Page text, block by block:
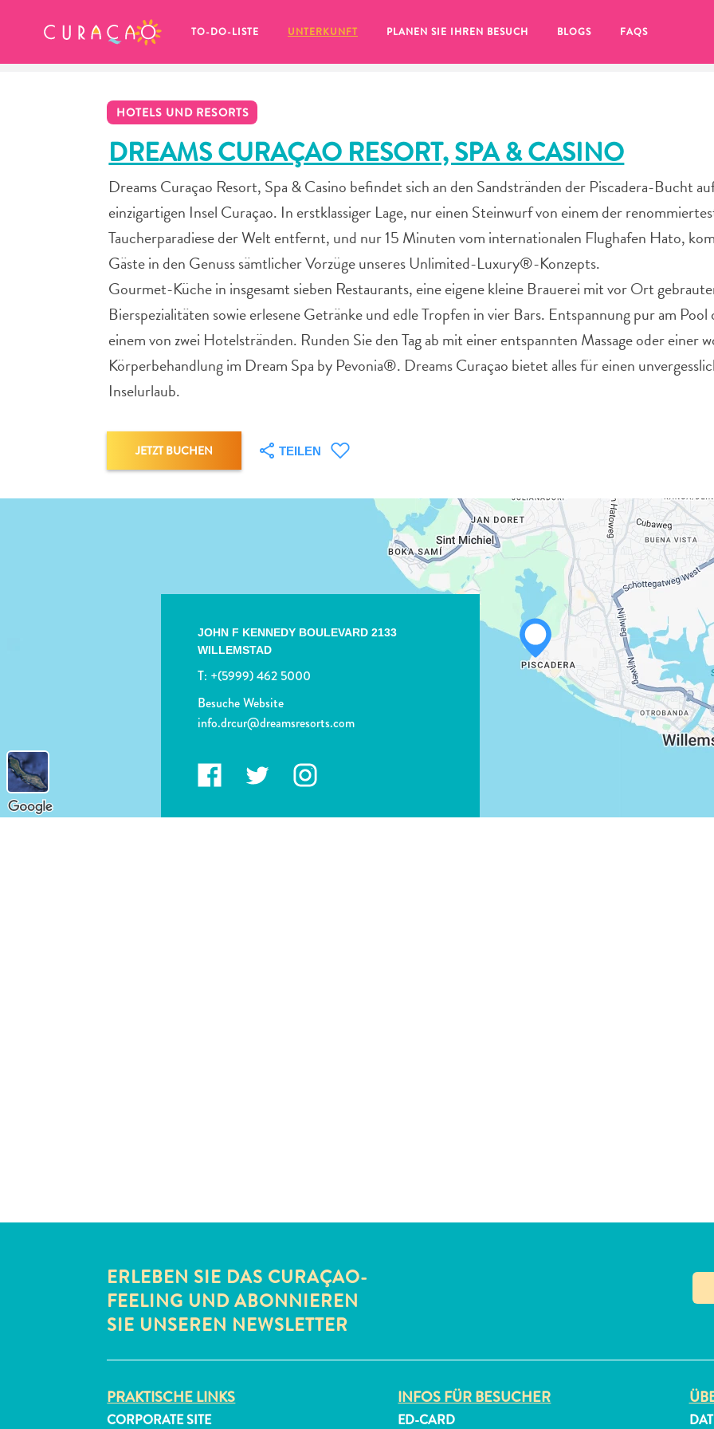
TO-DO-LISTE UNTERKUNFT PLANEN SIE IHREN BESUCH BLOGS FAQS
HOTELS UND RESORTS
DREAMS CURAÇAO RESORT, SPA & CASINO
Dreams Curaçao Resort, Spa & Casino befindet sich an den Sandstränden der Piscadera-Bucht
einzigartigen Insel Curaçao. In erstklassiger Lage, nur einen Steinwurf von einem der
Taucherparadiese der Welt entfernt, und nur 15 Minuten vom internationalen Flughafen Hato,
Gäste in den Genuss sämtlicher Vorzüge unseres Unlimited-Luxury®-Konzepts.
Gourmet-Küche in insgesamt sieben Restaurants, eine eigene kleine Brauerei mit vor Ort
Bierspezialitäten sowie erlesene Getränke und edle Tropfen in vier Bars. Entspannung pur am Pool
einem von zwei Hotelstränden. Runden Sie den Tag ab mit einer entspannten Massage oder einer
Körperbehandlung im Dream Spa by Pevonia®. Dreams Curaçao bietet alles für einen
Inselurlaub.
JETZT BUCHEN TEILEN
JOHN F KENNEDY BOULEVARD 2133
WILLEMSTAD
T: +(5999) 462 5000
Besuche Website
info.drcur@dreamsresorts.com
ERLEBEN SIE DAS CURAÇAO-
FEELING UND ABONNIEREN
SIE UNSEREN NEWSLETTER
PRAKTISCHE LINKS
CORPORATE SITE
INFOS FÜR BESUCHER
ED-CARD
MEINE FAVORITEN
keine Lieblingsorte in Curaçao
gespeichert haben.
Wenn Sie etwas für später speichern möchten, klicken Sie auf das